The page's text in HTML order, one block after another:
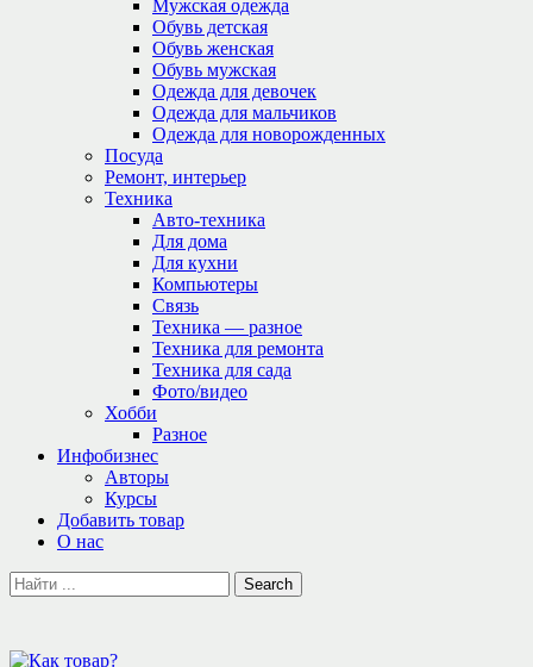
Мужская одежда
Обувь детская
Обувь женская
Обувь мужская
Одежда для девочек
Одежда для мальчиков
Одежда для новорожденных
Посуда
Ремонт, интерьер
Техника
Авто-техника
Для дома
Для кухни
Компьютеры
Связь
Техника — разное
Техника для ремонта
Техника для сада
Фото/видео
Хобби
Разное
Инфобизнес
Авторы
Курсы
Добавить товар
О нас